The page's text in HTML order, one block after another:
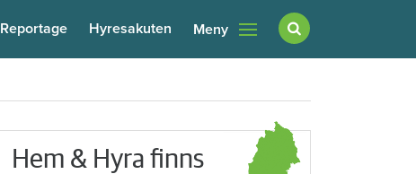
Reportage Hyresakuten Meny
Hem & Hyra finns